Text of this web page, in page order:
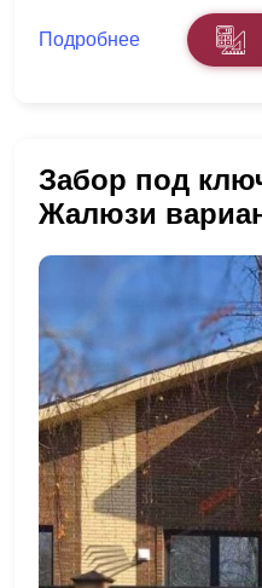
Подробнее
Забор под
Жалюзи